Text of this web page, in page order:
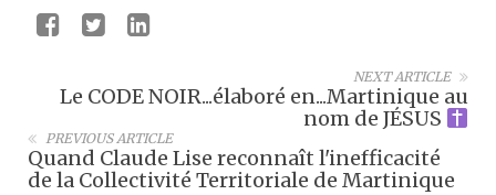
NEXT ARTICLE
Le CODE NOIR...élaboré en...Martinique au
nom de JÉSUS
PREVIOUS ARTICLE
Quand Claude Lise reconnaît l'inefficacité
de la Collectivité Territoriale de Martinique